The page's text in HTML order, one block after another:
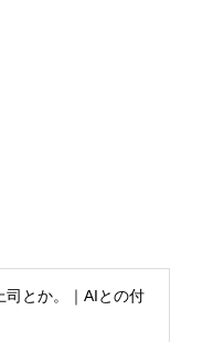
司とか。｜AIとの付